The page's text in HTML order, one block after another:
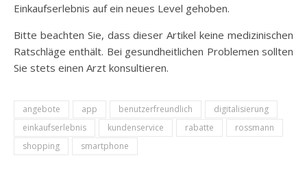
Einkaufserlebnis auf ein neues Level gehoben.
Bitte beachten Sie, dass dieser Artikel keine medizinischen
Ratschläge enthält. Bei gesundheitlichen Problemen sollten
Sie stets einen Arzt konsultieren.
angebote app benutzerfreundlich
digitalisierung
einkaufserlebnis
kundenservice rabatte
rossmann
shopping
smartphone